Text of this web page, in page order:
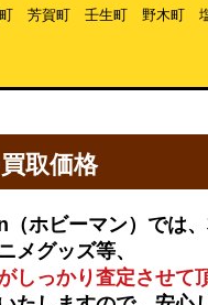
芳賀町 壬生町 野木町
取価格
ホビーマン）では
メグッズ等、
しっかり査定させて